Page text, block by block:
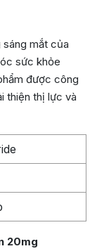
sáng mắt của
sức khỏe
được công
thiện thị lực và
20mg